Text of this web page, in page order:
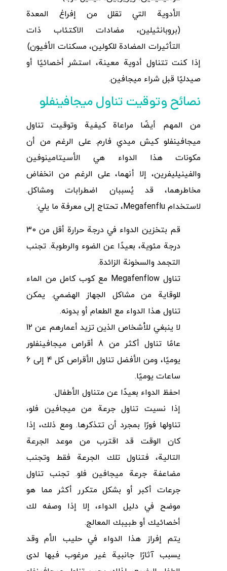
الأدوية التي تقلل من إفراغ المعدة
(بروبانثيلين، مضادات الاكتئاب ذات
التأثيرات المضادة للكولين، مسكنات الأفيون)
إذا كنت تتناول أدوية معينة، استشر أخصائيًا أو
صيدليًا قبل شراء ميجافين.
نصائح وتوقيت تناول ميجافينفلو
من المهم أيضًا مراعاة كيفية وتوقيت تناول
ميجافينفلو كيش ميدي فارم. على الرغم من أن
مكونات هذا الدواء هي الأسيتامينوفين
والفينيليفرين، إلا أنهما، على الرغم من انخفاض
مخاطرهما، قد يُسببان اضطرابات ومشاكل.
لاستخدام Megafenflu، تحتاج إلى معرفة ما يلي:
قم بتخزين الدواء في درجة حرارة أقل من 30
درجة مئوية، بعيدًا عن الضوء والرطوبة. تجنب
التجمد والسخونة الزائدة.
تناول Megafenflow مع كوب كامل من الماء
للوقاية من مشاكل الجهاز الهضمي. يمكن
تناول هذا الدواء مع الطعام أو بدونه.
لا ينبغي للأشخاص الذين تزيد أعمارهم عن 12
عامًا تناول أكثر من 8 أقراص ميجافينفلور
يوميًا، ومن الأفضل تناول الأقراص كل 4 إلى 6
ساعات يوميًا.
احفظ الدواء بعيدًا عن متناول الأطفال.
إذا نسيت تناول جرعة من ميجافين فلو،
تناولها فورًا بمجرد أن تتذكرها. ومع ذلك، إذا
كان الوقت قد اقترب من موعد الجرعة
التالية، فتناول تلك الجرعة فقط وتجنب
مضاعفة جرعة ميجافين فلو. تجنب تناول
جرعات أكبر أو بشكل متكرر أكثر مما هو
موضح في دليل الدواء، إلا إذا وصفه لك
أخصائيك أو طبيبك المعالج.
يتم إفراز هذا الدواء في حليب الأم وقد
يسبب آثارًا جانبية غير مرغوب فيها لدى